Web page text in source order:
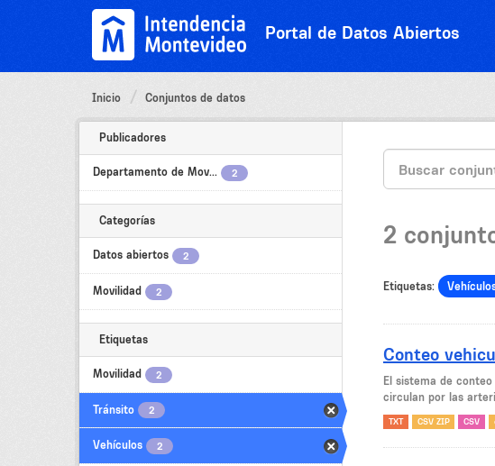
Portal de Datos Abiertos
Inicio Conjuntos de datos
Publicadores
Departamento de Mov... 2
Categorías
Datos abiertos 2
Movilidad 2
Etiquetas
Movilidad 2
Tránsito 2
Vehículos 2
2
Etiquetas:
Conteo
El sistema de
circulan por las
TXT CSV ZIP CSV